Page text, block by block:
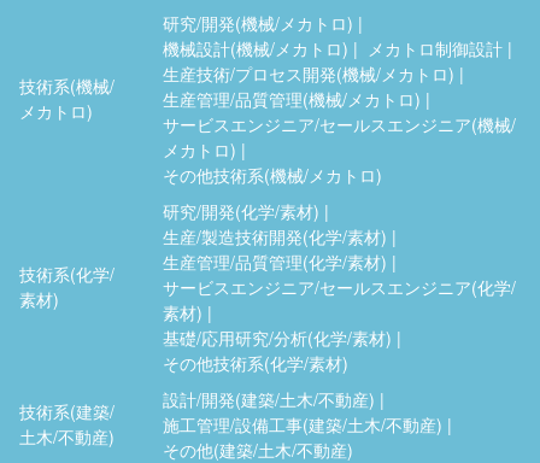
技術系(機械/
メカトロ)
研究/開発(機械/メカトロ)
機械設計(機械/メカトロ)
メカトロ制御設計
生産技術/プロセス開発(機械/メカトロ)
生産管理/品質管理(機械/メカトロ)
サービスエンジニア/セールスエンジニア(機械/
メカトロ)
その他技術系(機械/メカトロ)
技術系(化学/
素材)
研究/開発(化学/素材)
生産/製造技術開発(化学/素材)
生産管理/品質管理(化学/素材)
サービスエンジニア/セールスエンジニア(化学/
素材)
基礎/応用研究/分析(化学/素材)
その他技術系(化学/素材)
技術系(建築/
土木/不動産)
設計/開発(建築/土木/不動産)
施工管理/設備工事(建築/土木/不動産)
その他(建築/土木/不動産)